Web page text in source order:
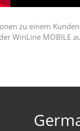
zu einem
WinLine MOBILE